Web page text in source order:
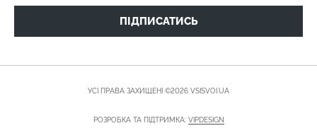
ПІДПИСАТИСЬ
УСІ ПРАВА ЗАХИЩЕНІ ©2026 VSISVOI.UA
РОЗРОБКА ТА ПІДТРИМКА: VIPDESIGN